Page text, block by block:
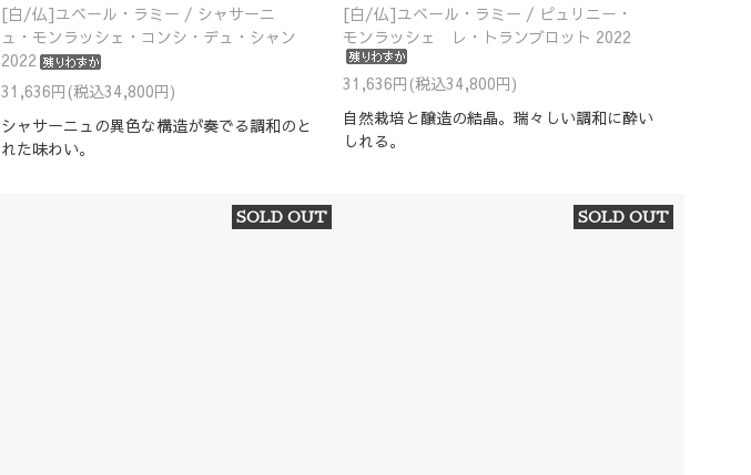
[白/仏]ユベール・ラミー / シャサーニ
ュ・モンラッシェ・コンシ・デュ・シャン
2022
31,636円(税込34,800円)
シャサーニュの異色な構造が奏でる調和のと
れた味わい。
[白/仏]ユベール・ラミー / ピュリニー・
モンラッシェ レ・トランブロット 2022
31,636円(税込34,800円)
自然栽培と醸造の結晶。瑞々しい調和に酔い
しれる。
SOLD OUT SOLD OUT